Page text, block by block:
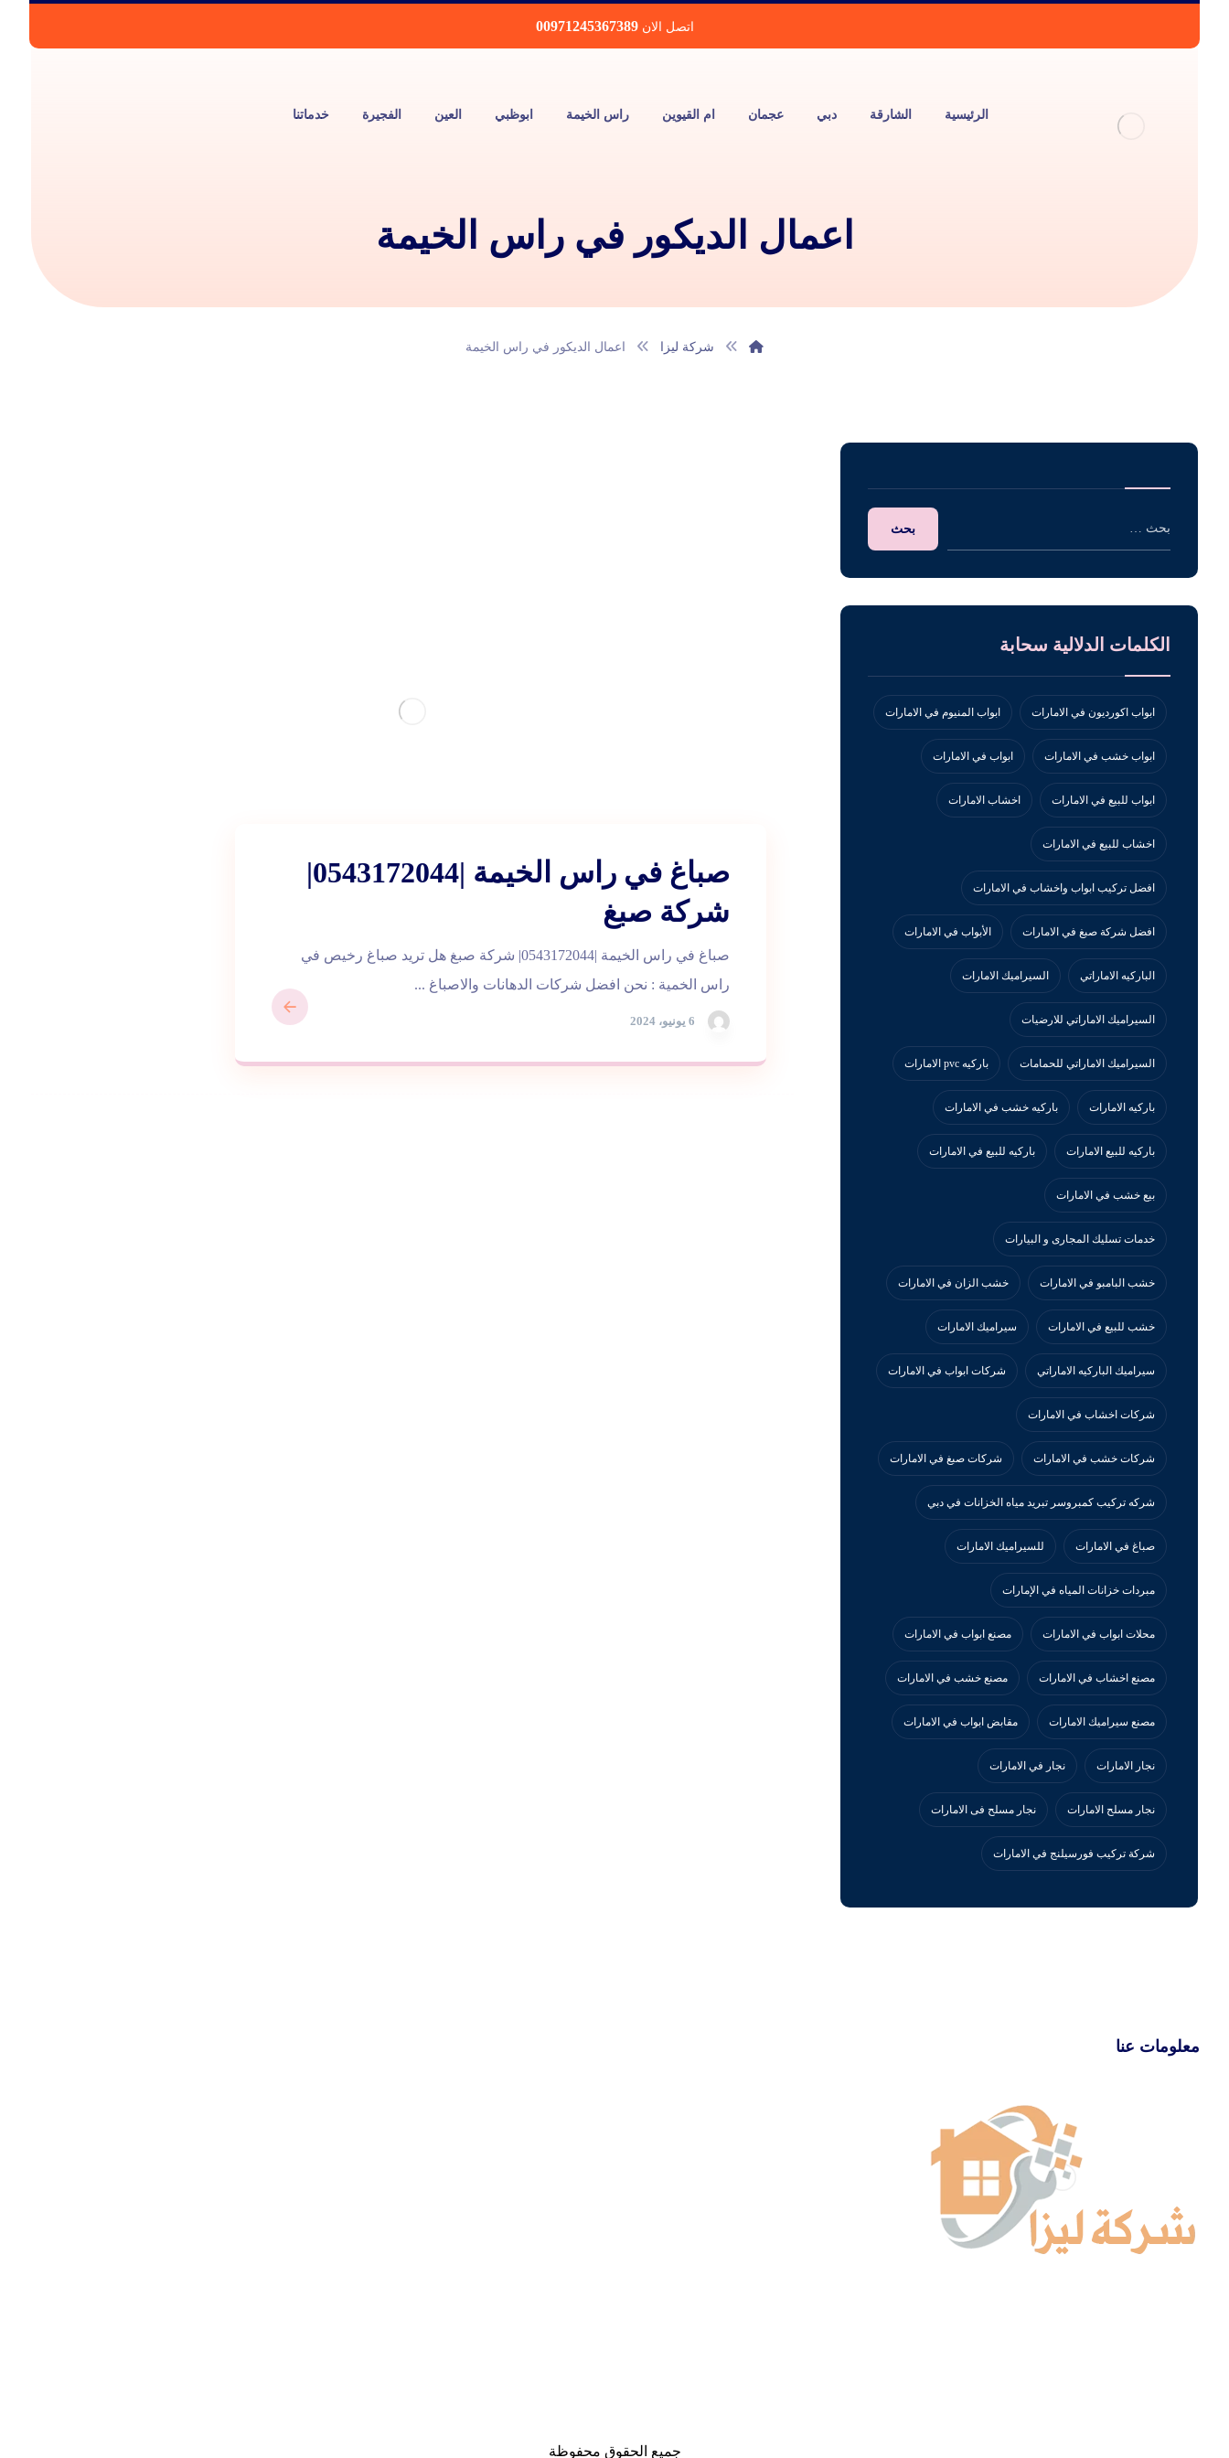
اتصل الان 00971245367389
الرئيسية الشارقة دبي عجمان ام القيوين راس الخيمة ابوظبي العين الفجيرة خدماتنا
اعمال الديكور في راس الخيمة
شركة ليزا اعمال الديكور في راس الخيمة
صباغ في راس الخيمة |0543172044|
شركة صبغ
6 يونيو، 2024
صباغ في راس الخيمة |0543172044| شركة صبغ هل تريد صباغ رخيص في
راس الخمية : نحن افضل شركات الدهانات والاصباغ ...
الكلمات الدلالية سحابة
ابواب اكورديون في الامارات ابواب المنيوم في الامارات
ابواب خشب في الامارات ابواب في الامارات
ابواب للبيع في الامارات اخشاب الامارات
اخشاب للبيع في الامارات
افضل تركيب ابواب واخشاب في الامارات
افضل شركة صبغ في الامارات الأبواب في الامارات
الباركيه الاماراتي السيراميك الامارات
السيراميك الاماراتي للارضيات
السيراميك الاماراتي للحمامات باركيه pvc الامارات
باركيه الامارات باركيه خشب في الامارات
باركيه للبيع الامارات باركيه للبيع في الامارات
بيع خشب في الامارات
خدمات تسليك المجارى و البيارات
خشب البامبو في الامارات خشب الزان في الامارات
خشب للبيع في الامارات سيراميك الامارات
سيراميك الباركيه الاماراتي شركات ابواب في الامارات
شركات اخشاب في الامارات
شركات خشب في الامارات شركات صبغ في الامارات
شركه تركيب كمبروسر تبريد مياه الخزانات في دبي
صباغ في الامارات للسيراميك الامارات
مبردات خزانات المياه في الإمارات
محلات ابواب في الامارات مصنع ابواب في الامارات
مصنع اخشاب في الامارات مصنع خشب في الامارات
مصنع سيراميك الامارات مقابض ابواب في الامارات
نجار الامارات نجار في الامارات
نجار مسلح الامارات نجار مسلح فى الامارات
‏شركة تركيب فورسيلنج في الامارات
معلومات عنا
جميع الحقوق محفوظة